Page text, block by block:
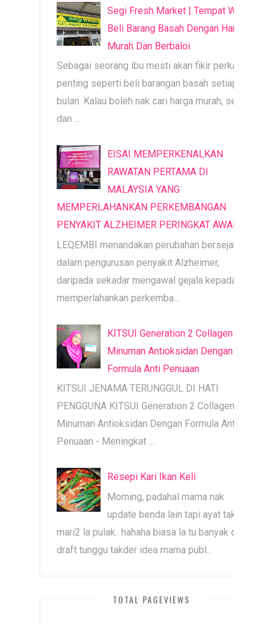
Segi Fresh Market | Tempat Wajib
Beli Barang Basah Dengan Harga
Murah Dan Berbaloi
Sebagai seorang ibu mesti akan fikir perkara
penting seperti beli barangan basah setiap
bulan. Kalau boleh nak cari harga murah, segar
dan ...
EISAI MEMPERKENALKAN
RAWATAN PERTAMA DI
MALAYSIA YANG
MEMPERLAHANKAN PERKEMBANGAN
PENYAKIT ALZHEIMER PERINGKAT AWAL
LEQEMBI menandakan perubahan bersejarah
dalam pengurusan penyakit Alzheimer,
daripada sekadar mengawal gejala kepada
memperlahankan perkemba...
KITSUI Generation 2 Collagen |
Minuman Antioksidan Dengan
Formula Anti Penuaan
KITSUI JENAMA TERUNGGUL DI HATI
PENGGUNA KITSUI Generation 2 Collagen |
Minuman Antioksidan Dengan Formula Anti
Penuaan - Meningkat ...
Resepi Kari Ikan Keli
Morning, padahal mama nak
update benda lain tapi ayat tak
mari2 la pulak.. hahaha biasa la tu banyak dah
draft tunggu takder idea mama publ...
TOTAL PAGEVIEWS